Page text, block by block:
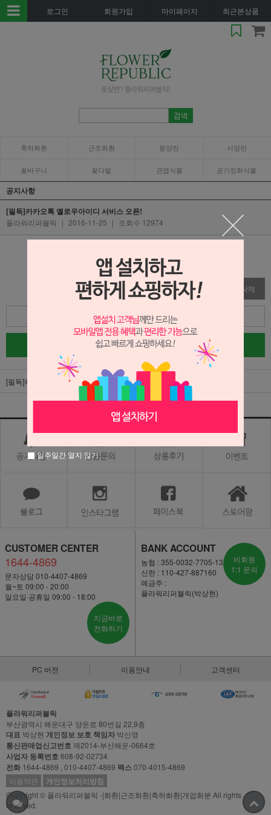
로그인 회원가입 마이페이지 최근본상품
축하화환 근조화환 동양란 서양란
꽃바구니 꽃다발 관엽식물 공기정화식물
공지사항
[필독]카카오톡 옐로우아이디 서비스 오픈!
플라워리퍼블릭 | 2016-11-25 | 조회수 12974
삭제
목록
글쓰기
[필독]카카오톡 옐로우아이디 서비스 오픈!
CUSTOMER CENTER
1644-4869
문자상담 010-4407-4869
월~토 09:00 - 20:00
일요일·공휴일 09:00 - 18:00
지금바로
전화하기
BANK ACCOUNT
농협 : 355-0032-7705-13
신한 : 110-427-887160
예금주 :
플라워리퍼블릭(박상현)
비회원
1:1 문의
PC 버전 이용안내 고객센터
플라워리퍼블릭
부산광역시 해운대구 양운로 80번길 22,9층
대표 박상현 개인정보 보호 책임자 박신영
통신판매업신고번호제2014-부산해운-0664호
사업자 등록번호608-92-02734
전화 1644-4869 , 010-4407-4869 팩스070-4015-4869
이용약관
개인정보처리방침
Copyright © 플라워리퍼블릭 -|화환|근조화환|축하화환|개업화분 All rights
reserved.
일주일간 열지 않기